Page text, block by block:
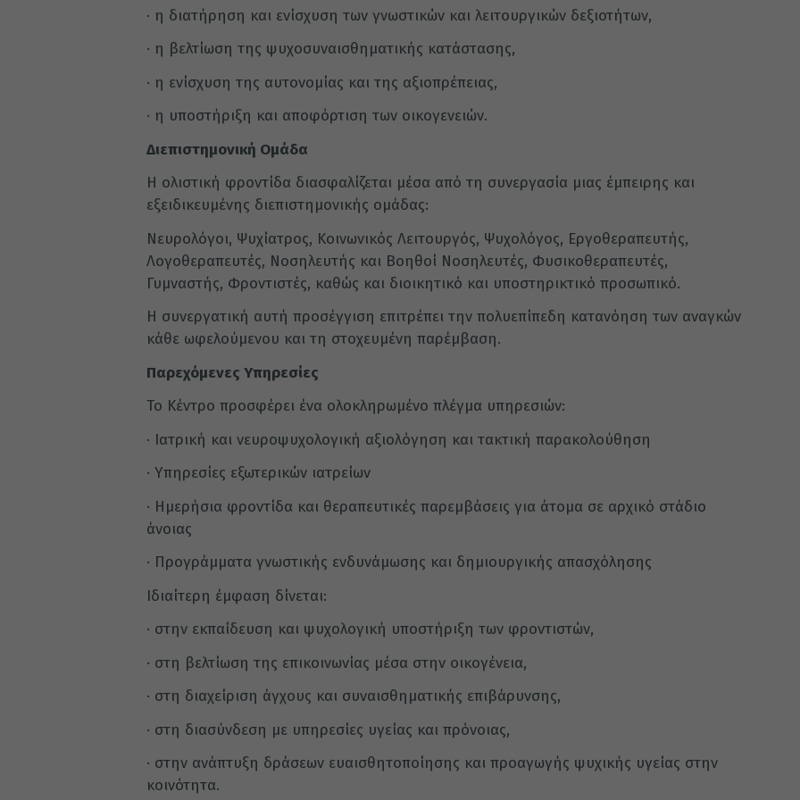
· η διατήρηση και ενίσχυση των γνωστικών και λειτουργικών δεξιοτήτων,
· η βελτίωση της ψυχοσυναισθηματικής κατάστασης,
· η ενίσχυση της αυτονομίας και της αξιοπρέπειας,
· η υποστήριξη και αποφόρτιση των οικογενειών.
Διεπιστημονική Ομάδα
Η ολιστική φροντίδα διασφαλίζεται μέσα από τη συνεργασία μιας έμπειρης και
εξειδικευμένης διεπιστημονικής ομάδας:
Νευρολόγοι, Ψυχίατρος, Κοινωνικός Λειτουργός, Ψυχολόγος, Εργοθεραπευτής,
Λογοθεραπευτές, Νοσηλευτής και Βοηθοί Νοσηλευτές, Φυσικοθεραπευτές,
Γυμναστής, Φροντιστές, καθώς και διοικητικό και υποστηρικτικό προσωπικό.
Η συνεργατική αυτή προσέγγιση επιτρέπει την πολυεπίπεδη κατανόηση των αναγκών
κάθε ωφελούμενου και τη στοχευμένη παρέμβαση.
Παρεχόμενες Υπηρεσίες
Το Κέντρο προσφέρει ένα ολοκληρωμένο πλέγμα υπηρεσιών:
· Ιατρική και νευροψυχολογική αξιολόγηση και τακτική παρακολούθηση
· Υπηρεσίες εξωτερικών ιατρείων
· Ημερήσια φροντίδα και θεραπευτικές παρεμβάσεις για άτομα σε αρχικό στάδιο
άνοιας
· Προγράμματα γνωστικής ενδυνάμωσης και δημιουργικής απασχόλησης
Ιδιαίτερη έμφαση δίνεται:
· στην εκπαίδευση και ψυχολογική υποστήριξη των φροντιστών,
· στη βελτίωση της επικοινωνίας μέσα στην οικογένεια,
· στη διαχείριση άγχους και συναισθηματικής επιβάρυνσης,
· στη διασύνδεση με υπηρεσίες υγείας και πρόνοιας,
· στην ανάπτυξη δράσεων ευαισθητοποίησης και προαγωγής ψυχικής υγείας στην
κοινότητα.